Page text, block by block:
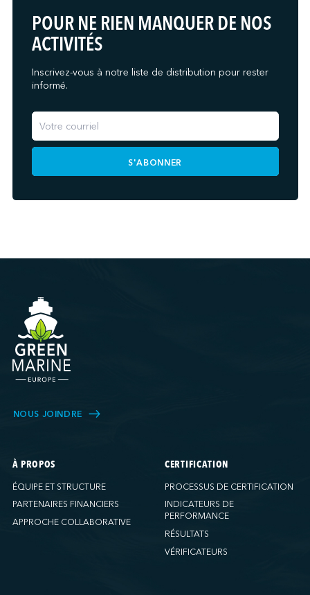
POUR NE RIEN MANQUER DE NOS
ACTIVITÉS
Inscrivez-vous à notre liste de distribution pour rester
informé.
S'ABONNER
NOUS JOINDRE
À PROPOS
ÉQUIPE ET STRUCTURE
PARTENAIRES FINANCIERS
APPROCHE COLLABORATIVE
CERTIFICATION
PROCESSUS DE CERTIFICATION
INDICATEURS DE
PERFORMANCE
RÉSULTATS
VÉRIFICATEURS